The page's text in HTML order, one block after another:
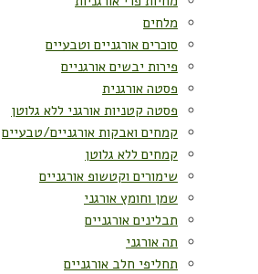
מלחים
סוכרים אורגניים וטבעיים
פירות יבשים אורגניים
פסטה אורגנית
פסטה קטניות אורגני ללא גלוטן
קמחים ואבקות אורגניים/טבעיים
קמחים ללא גלוטן
שימורים וקטשופ אורגניים
שמן וחומץ אורגני
תבלינים אורגניים
תה אורגני
תחליפי חלב אורגניים